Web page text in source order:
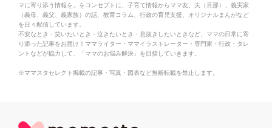
マに寄り添う情報を」をコンセプトに、子育て情報からママ友、夫（旦那）、義実家
（義母、義父、義家族）の話、教育コラム、行政の育児支援、オリジナルまんがなど
を日々配信しています。
不安なとき・笑いたいとき・泣きたいとき・息抜きしたいときなど、ママの日常に寄
り添った記事をお届け！ママライター・ママイラストレーター・専門家・行政・タレ
ントなどが協力して、「ママのお悩み解決」を目指していきます。
※ママスタセレクト掲載の記事・写真・図表など無断転載を禁止します。